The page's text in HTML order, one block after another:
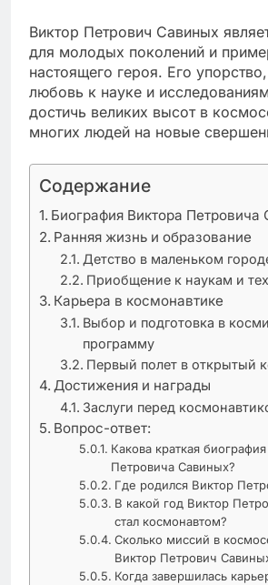
Виктор Петрович Савиных
для молодых поколений и
настоящего героя. Его
любовь к науке и
достичь великих высот в
многих людей на новые
Содержание
Биография Виктора Петровича
Ранняя жизнь и образование
Детство в маленьком
Приобщение к наукам и
Карьера в космонавтике
Выбор и подготовка в
программу
Первый полет в открытый
Достижения и награды
Заслуги перед
Вопрос-ответ:
Какова краткая
Петровича Савиных?
Где родился Виктор
В какой год Виктор
стал космонавтом?
Сколько миссий в
Виктор Петрович
Когда завершилась